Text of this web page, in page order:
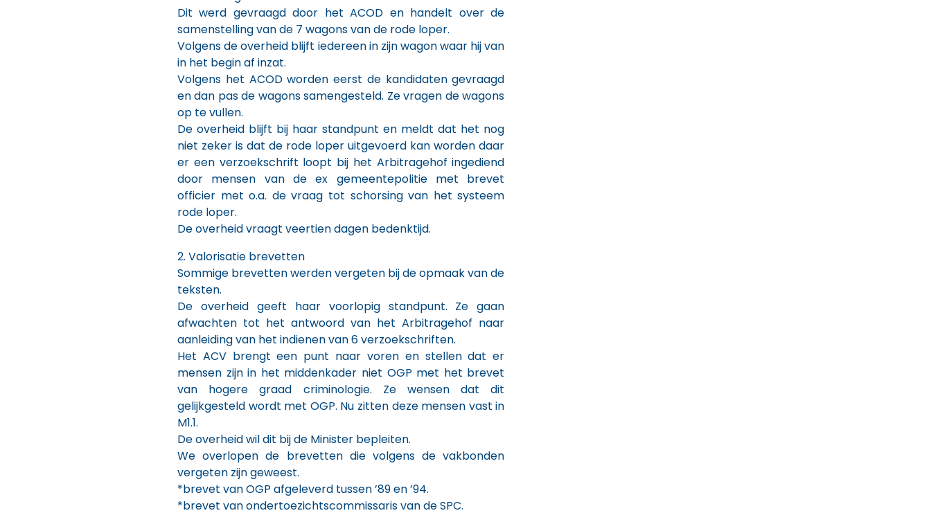
Dit werd gevraagd door het ACOD en handelt over de
samenstelling van de 7 wagons van de rode loper.
Volgens de overheid blijft iedereen in zijn wagon waar hij van
in het begin af inzat.
Volgens het ACOD worden eerst de kandidaten gevraagd
en dan pas de wagons samengesteld. Ze vragen de wagons
op te vullen.
De overheid blijft bij haar standpunt en meldt dat het nog
niet zeker is dat de rode loper uitgevoerd kan worden daar
er een verzoekschrift loopt bij het Arbitragehof ingediend
door mensen van de ex gemeentepolitie met brevet
officier met o.a. de vraag tot schorsing van het systeem
rode loper.
De overheid vraagt veertien dagen bedenktijd.
2. Valorisatie brevetten
Sommige brevetten werden vergeten bij de opmaak van de
teksten.
De overheid geeft haar voorlopig standpunt. Ze gaan
afwachten tot het antwoord van het Arbitragehof naar
aanleiding van het indienen van 6 verzoekschriften.
Het ACV brengt een punt naar voren en stellen dat er
mensen zijn in het middenkader niet OGP met het brevet
van hogere graad criminologie. Ze wensen dat dit
gelijkgesteld wordt met OGP. Nu zitten deze mensen vast in
M1.1.
De overheid wil dit bij de Minister bepleiten.
We overlopen de brevetten die volgens de vakbonden
vergeten zijn geweest.
*brevet van OGP afgeleverd tussen ’89 en ’94.
*brevet van ondertoezichtscommissaris van de SPC.